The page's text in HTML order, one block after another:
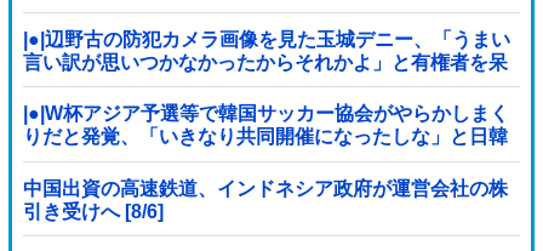
|●|辺野古の防犯カメラ画像を見た玉城デニー、「うまい
言い訳が思いつかなかったからそれかよ」と有権者を呆
れさせるコメントを……
|●|W杯アジア予選等で韓国サッカー協会がやらかしまく
りだと発覚、「いきなり共同開催になったしな」と日韓
共催の件に言及する声も……
中国出資の高速鉄道、インドネシア政府が運営会社の株
引き受けへ [8/6]